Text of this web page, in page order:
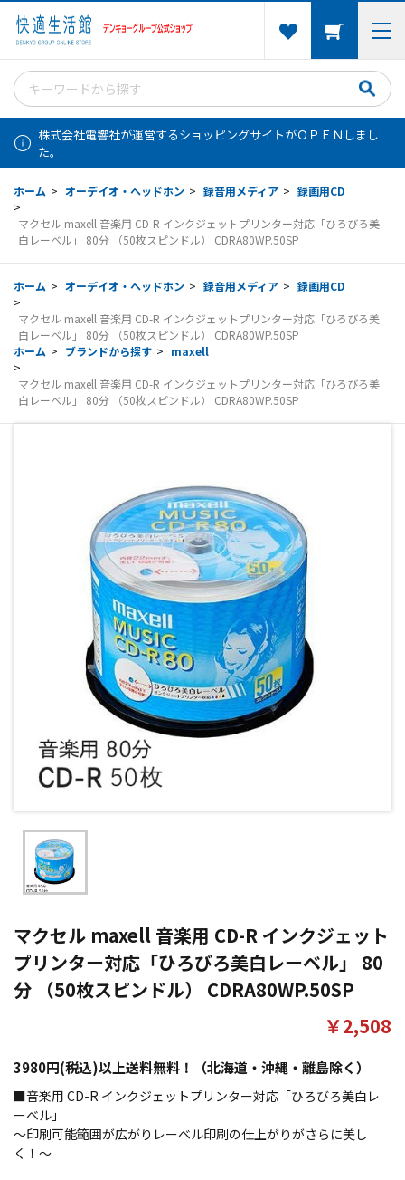
株式会社電響社が運営するショッピングサイトがＯＰＥＮしまし
た。
ホーム > オーデイオ・ヘッドホン > 録音用メディア > 録画用CD
>
マクセル maxell 音楽用 CD-R インクジェットプリンター対応「ひろびろ美
白レーベル」 80分 （50枚スピンドル） CDRA80WP.50SP
ホーム > オーデイオ・ヘッドホン > 録音用メディア > 録画用CD
>
マクセル maxell 音楽用 CD-R インクジェットプリンター対応「ひろびろ美
白レーベル」 80分 （50枚スピンドル） CDRA80WP.50SP
ホーム > ブランドから探す > maxell
>
マクセル maxell 音楽用 CD-R インクジェットプリンター対応「ひろびろ美
白レーベル」 80分 （50枚スピンドル） CDRA80WP.50SP
マクセル maxell 音楽用 CD-R インクジェット
プリンター対応「ひろびろ美白レーベル」 80
分 （50枚スピンドル） CDRA80WP.50SP
3980円(税込)以上送料無料！（北海道・沖縄・離島除く）
￥2,508
■音楽用 CD-R インクジェットプリンター対応「ひろびろ美白レ
ーベル」
～印刷可能範囲が広がりレーベル印刷の仕上がりがさらに美し
く！～